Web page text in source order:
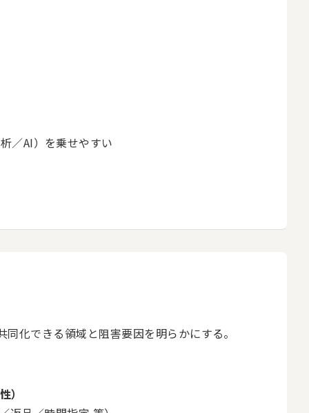
／AI）を乗せやすい
化できる領域と阻害要因を明らかにする。
）